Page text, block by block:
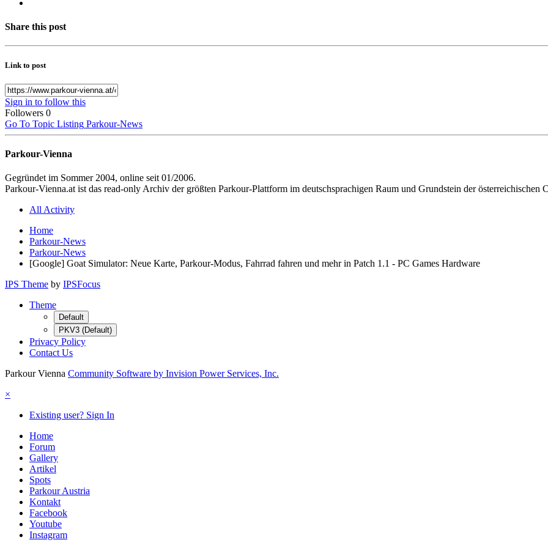
Share this post
Link to post
Sign in to follow this
Followers 0
Go To Topic Listing Parkour-News
Parkour-Vienna
Gegründet im Sommer 2004, online seit 01/2006.
Parkour-Vienna.at ist das read-only Archiv der größten Parkour-Plattform im deutschsprachigen Raum und Grundstein der österreichischen
All Activity
Home
Parkour-News
Parkour-News
[Google] Goat Simulator: Neue Karte, Parkour-Modus, Fahrrad fahren und mehr in Patch 1.1 - PC Games Hardware
IPS Theme by IPSFocus
Theme
Default
PKV3 (Default)
Privacy Policy
Contact Us
Parkour Vienna Community Software by Invision Power Services, Inc.
×
Existing user? Sign In
Home
Forum
Gallery
Artikel
Spots
Parkour Austria
Kontakt
Facebook
Youtube
Instagram